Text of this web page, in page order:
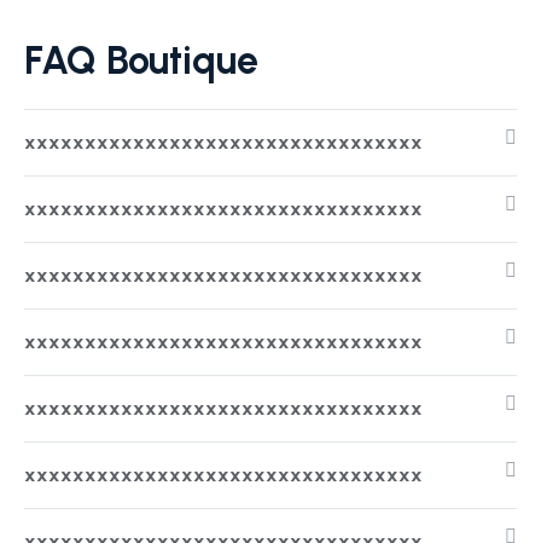
FAQ Boutique
xxxxxxxxxxxxxxxxxxxxxxxxxxxxxxxxx
xxxxxxxxxxxxxxxxxxxxxxxxxxxxxxxxx
xxxxxxxxxxxxxxxxxxxxxxxxxxxxxxxxx
xxxxxxxxxxxxxxxxxxxxxxxxxxxxxxxxx
xxxxxxxxxxxxxxxxxxxxxxxxxxxxxxxxx
xxxxxxxxxxxxxxxxxxxxxxxxxxxxxxxxx